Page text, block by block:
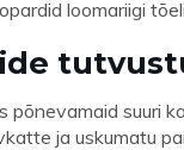
loomariigi
põnevamaid suuri
ja uskumatu